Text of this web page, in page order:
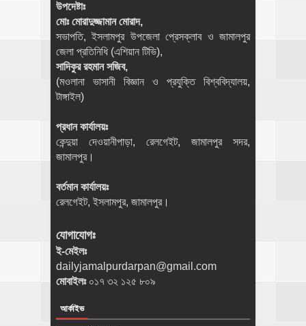
উপদেষ্টাঃ
মোঃ মোরাদুজ্জামান মোরাদ,
সভাপতি, ইসলামপুর উপজেলা প্রেসক্লাব ও জামালপুর
জেলা প্রতিনিধি (এশিয়ান টিভি),
সাদিকুর রহমান সজিব,
(মওলানা ভাসানী বিজ্ঞান ও প্রযুক্তি বিশ্ববিদ্যালয়,
টাঙ্গাইল)
প্রধান কার্যালয়ঃ
কেন্দুয়া দেওয়ানীপাড়া, রেলগেইট, জামালপুর সদর,
জামালপুর।
বর্তমান কার্যালয়ঃ
রেলগেইট, ইসলামপুর, জামালপুর।
যোগাযোগঃ
ই-মেইলঃ
dailyjamalpurdarpan@gmail.com
মোবাইলঃ ০১৭ ৩২ ১২৫ ৮০৯
আর্কাইভ